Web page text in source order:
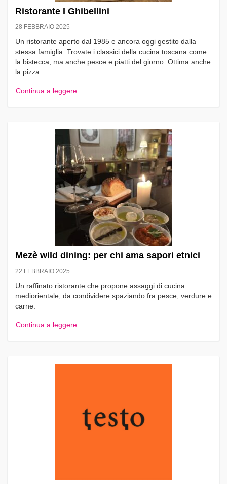
Ristorante I Ghibellini
28 FEBBRAIO 2025
Un ristorante aperto dal 1985 e ancora oggi gestito dalla
stessa famiglia. Trovate i classici della cucina toscana come
la bistecca, ma anche pesce e piatti del giorno. Ottima anche
la pizza.
Continua a leggere
Mezè wild dining: per chi ama sapori etnici
22 FEBBRAIO 2025
Un raffinato ristorante che propone assaggi di cucina
mediorientale, da condividere spaziando fra pesce, verdure e
carne.
Continua a leggere